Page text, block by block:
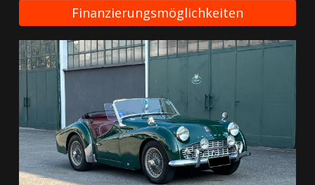
Finanzierungsmöglichkeiten